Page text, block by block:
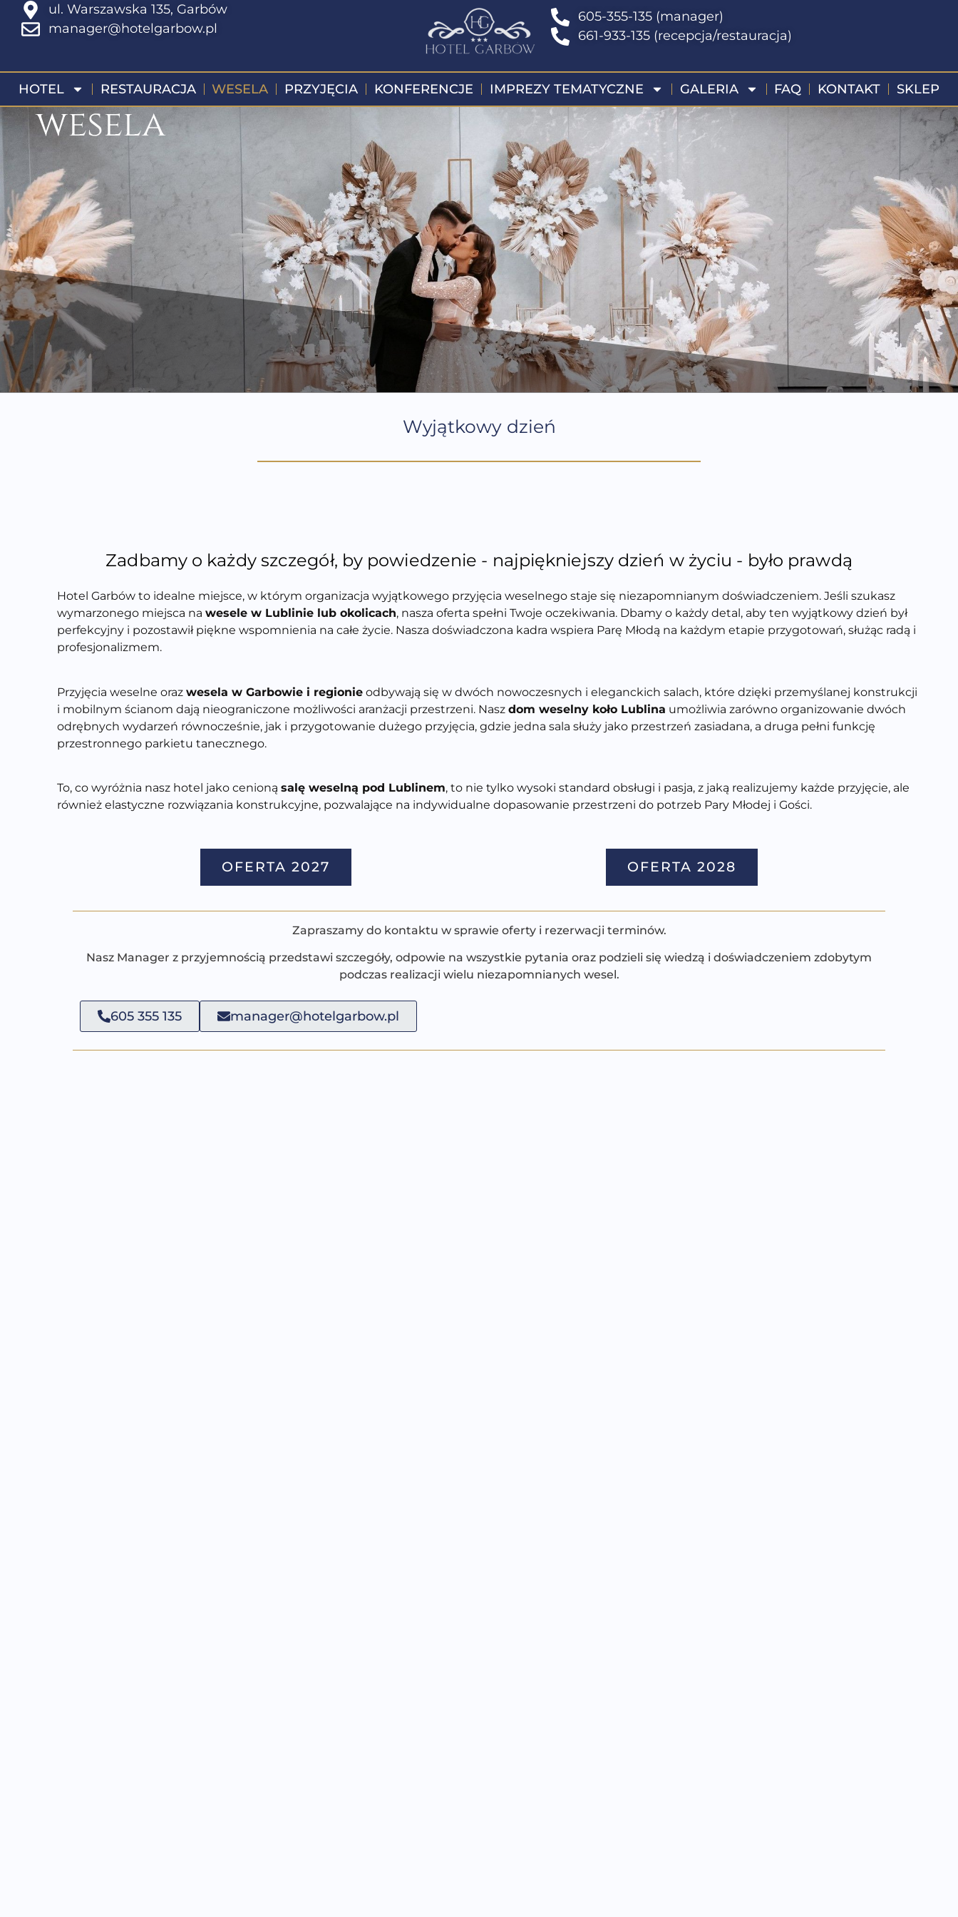
ul. Warszawska 135, Garbów
manager@hotelgarbow.pl
605-355-135 (manager)
661-933-135 (recepcja/restauracja)
HOTEL RESTAURACJA WESELA PRZYJĘCIA KONFERENCJE IMPREZY TEMATYCZNE GALERIA FAQ KONTAKT SKLEP
wesela
Wyjątkowy dzień
Zadbamy o każdy szczegół, by powiedzenie - najpiękniejszy dzień w życiu - było prawdą
Hotel Garbów to idealne miejsce, w którym organizacja wyjątkowego przyjęcia weselnego staje się niezapomnianym doświadczeniem. Jeśli szukasz
wymarzonego miejsca na wesele w Lublinie lub okolicach, nasza oferta spełni Twoje oczekiwania. Dbamy o każdy detal, aby ten wyjątkowy dzień był
perfekcyjny i pozostawił piękne wspomnienia na całe życie. Nasza doświadczona kadra wspiera Parę Młodą na każdym etapie przygotowań, służąc radą i
profesjona lizmem.
Przyjęcia weselne oraz wesela w Garbowie i regionie odbywają się w dwóch nowoczesnych i eleganckich salach, które dzięki przemyślanej konstrukcji
i mobilnym ścianom dają nieograniczone możliwości aranżacji przestrzeni. Nasz dom weselny koło Lublina umożliwia zarówno organizowanie dwóch
odrębnych wydarzeń równocześnie, jak i przygotowanie dużego przyjęcia, gdzie jedna sala służy jako przestrzeń zasiadana, a druga pełni funkcję
przestronnego parkietu tanecznego.
To, co wyróżnia nasz hotel jako cenioną salę weselną pod Lublinem, to nie tylko wysoki standard obsługi i pasja, z jaką realizujemy każde przyjęcie, ale
również elastyczne rozwiązania konstrukcyjne, pozwalające na indywidualne dopasowanie przestrzeni do potrzeb Pary Młodej i Gości.
OFERTA 2027 OFERTA 2028
Zapraszamy do kontaktu w sprawie oferty i rezerwacji terminów.
Nasz Manager z przyjemnością przedstawi szczegóły, odpowie na wszystkie pytania oraz podzieli się wiedzą i doświadczeniem zdobytym
podczas realizacji wielu niezapomnianych wesel.
605 355 135 manager@hotelgarbow.pl